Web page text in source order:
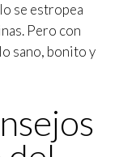
se estropea
Pero con
sano, bonito y